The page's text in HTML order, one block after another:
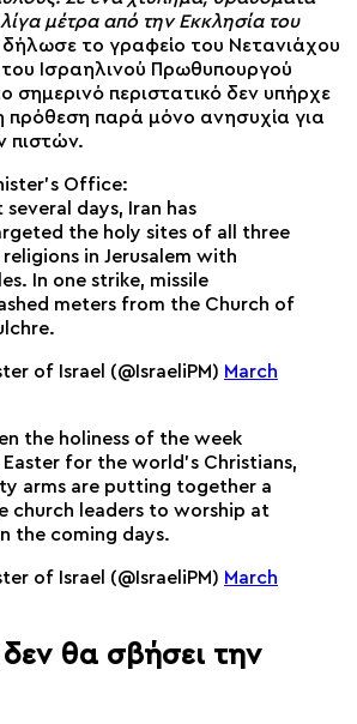
μέτρα από την Εκκλησία του
δήλωσε το γραφείο του Νετανιάχου
Ισραηλινού Πρωθυπουργού
σημερινό περιστατικό δεν υπήρχε
πρόθεση παρά μόνο ανησυχία για
πιστών.
Office:
days, Iran has
the holy sites of all three
in Jerusalem with
In one strike, missile
meters from the Church of
of Israel (@IsraeliPM) March
the holiness of the week
for the world’s Christians,
arms are putting together a
church leaders to worship at
the coming days.
of Israel (@IsraeliPM) March
θα σβήσει την